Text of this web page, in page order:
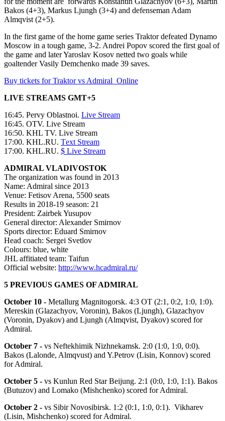
Bakos (4+3), Markus Ljungh (3+4) and defenseman Adam
Almqvist (2+5).
In the first game of the home game series Traktor defeated Dynamo
Moscow in a tough game, 3-2. Andrei Popov scored the first goal of
the game and later Yaroslav Kosov netted two goals while
goaltender Vasily Demchenko made 39 saves.
Buy tickets for Traktor vs Admiral Online
LIVE STREAMS GMT+5
16:45. Pervy Oblastnoi. Live Stream
16:45. OTV. Live Stream
16:50. KHL TV. Live Stream
17:00. KHL.RU. Тext Stream
17:00. KHL.RU. $ Live Stream
ADMIRAL VLADIVOSTOK
The organization was found in 2013
Name: Admiral since 2013
Venue: Fetisov Arena, 5500 seats
Results in 2018-19 season: 21
President: Zairbek Yusupov
General director: Alexander Smirnov
Sports director: Eduard Smirnov
Head coach: Sergei Svetlov
Colours: blue, white
JHL affitiated team: Taifun
Official website: http://www.hcadmiral.ru/
5 PREVIOUS GAMES OF ADMIRAL
October 10 - Metallurg Magnitogorsk. 4:3 ОТ (2:1, 0:2, 1:0, 1:0).
Mereskin (Glazachyov, Voronin), Bakos (Ljungh), Glazachyov
(Voronin, Dyakov) and Ljungh (Almqvist, Dyakov) scored for
Admiral.
October 7 - vs Neftekhimik Nizhnekamsk. 2:0 (1:0, 1:0, 0:0).
Bakos (Lalonde, Almqvust) and Y.Petrov (Lisin, Konnov) scored
for Admiral.
October 5 - vs Kunlun Red Star Beijung. 2:1 (0:0, 1:0, 1:1). Bakos
(Butuzov) and Lomako (Mishchenko) scored for Admiral.
October 2 - vs Sibir Novosibirsk. 1:2 (0:1, 1:0, 0:1). Vikharev
(Lisin, Mishchenko) scored for Admiral.